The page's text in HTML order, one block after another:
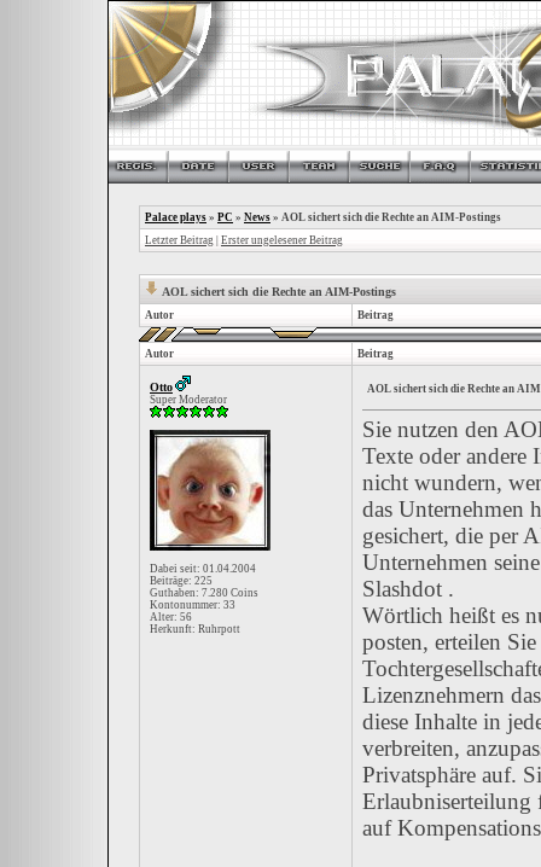
Palace plays » PC » News » AOL sichert sich die Rechte an AIM-Postings
Letzter Beitrag Erster ungelesener Beitrag
AOL sichert sich die Rechte an AIM-Postings
Autor Beitrag
Autor Beitrag
Otto
Super Moderator
Dabei seit: 01.04.2004
Beiträge: 225
Guthaben: 7.280 Coins
Kontonummer: 33
Alter: 56
Herkunft: Ruhrpott
AOL sichert sich die Rechte an
Sie nutzen den
Texte oder andere
nicht wundern,
das Unternehmen
gesichert, die per
Unternehmen
Slashdot .
Wörtlich heißt es
posten, erteilen
Lizenznehmern
diese Inhalte in
verbreiten,
Privatsphäre auf.
Erlaubniserteilung
auf